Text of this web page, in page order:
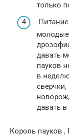
только
давать
пауков
в
давать
Король пауков ,